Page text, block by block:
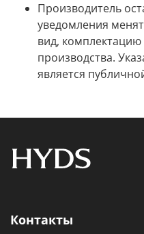
Производитель
уведомления
вид, комплектацию
производства.
является
Контакты